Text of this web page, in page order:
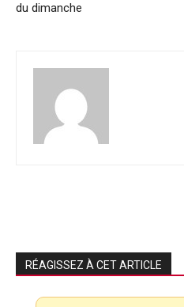
du dimanche
RÉAGISSEZ À CET ARTICLE